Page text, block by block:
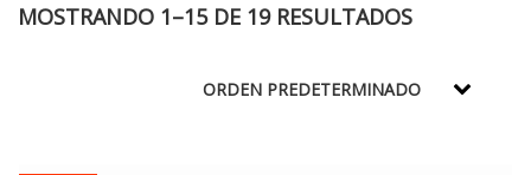
MOSTRANDO 1–15 DE 19 RESULTADOS